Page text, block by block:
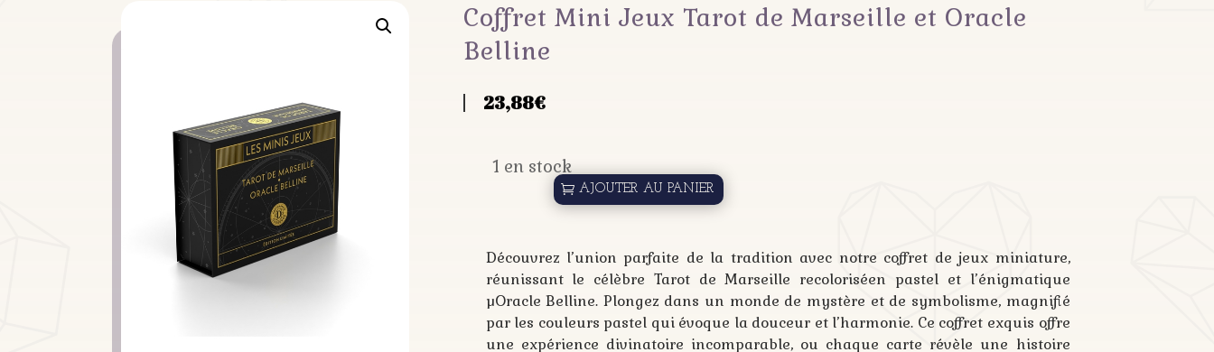
Coffret Mini Jeux Tarot de Marseille et Oracle
Belline
23,88€
1 en stock
QUANTITÉ
MINI
JEUX
TAROT
DE
MARSEILLE
ET
AJOUTER AU PANIER
Découvrez l’union parfaite de la tradition avec notre coffret de jeux miniature,
réunissant le célèbre Tarot de Marseille recoloriséen pastel et l’énigmatique
µOracle Belline. Plongez dans un monde de mystère et de symbolisme, magnifié
par les couleurs pastel qui évoque la douceur et l’harmonie. Ce coffret exquis offre
une expérience divinatoire incomparable, ou chaque carte révèle une histoire